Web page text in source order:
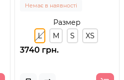
Немає в наявності
Размер
L
M S XS
3740 грн.